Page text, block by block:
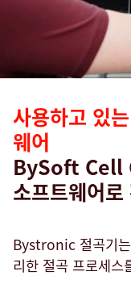
사용하고 있
웨어
BySoft Cell
소프트웨어
Bystronic 절곡기는
리한 절곡 프로세스